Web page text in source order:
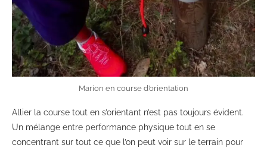
Marion en course d’orientation
Allier la course tout en s’orientant n’est pas toujours évident.
Un mélange entre performance physique tout en se
concentrant sur tout ce que l’on peut voir sur le terrain pour